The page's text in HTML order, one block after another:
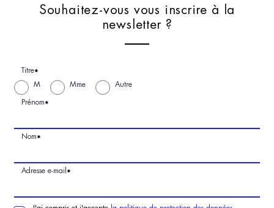
Souhaitez-vous vous i nscrire à
a
newsletter ?
Titre*
M Mme Autre
Prénom*
Nom*
Adresse e-mail *